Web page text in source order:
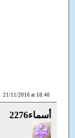
21/11/2010 at 18:40
أسماء2276